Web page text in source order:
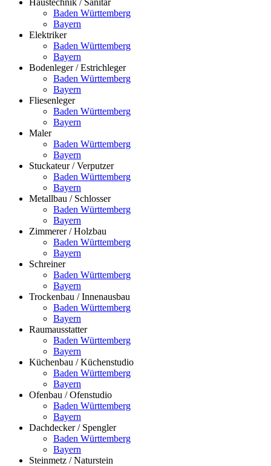
Haustechnik / Sanitär
Baden Württemberg
Bayern
Elektriker
Baden Württemberg
Bayern
Bodenleger / Estrichleger
Baden Württemberg
Bayern
Fliesenleger
Baden Württemberg
Bayern
Maler
Baden Württemberg
Bayern
Stuckateur / Verputzer
Baden Württemberg
Bayern
Metallbau / Schlosser
Baden Württemberg
Bayern
Zimmerer / Holzbau
Baden Württemberg
Bayern
Schreiner
Baden Württemberg
Bayern
Trockenbau / Innenausbau
Baden Württemberg
Bayern
Raumausstatter
Baden Württemberg
Bayern
Küchenbau / Küchenstudio
Baden Württemberg
Bayern
Ofenbau / Ofenstudio
Baden Württemberg
Bayern
Dachdecker / Spengler
Baden Württemberg
Bayern
Steinmetz / Naturstein